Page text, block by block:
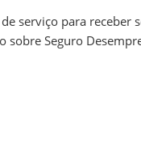
serviço para receber
sobre Seguro